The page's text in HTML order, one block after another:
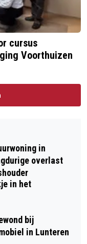
cursus
Voorthuizen
in
overlast
in het
bij
in Lunteren